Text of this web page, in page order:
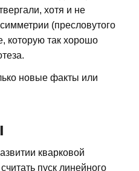
хотя и не
(пресловутого
которую так хорошо
новые факты или
кварковой
пуск линейного